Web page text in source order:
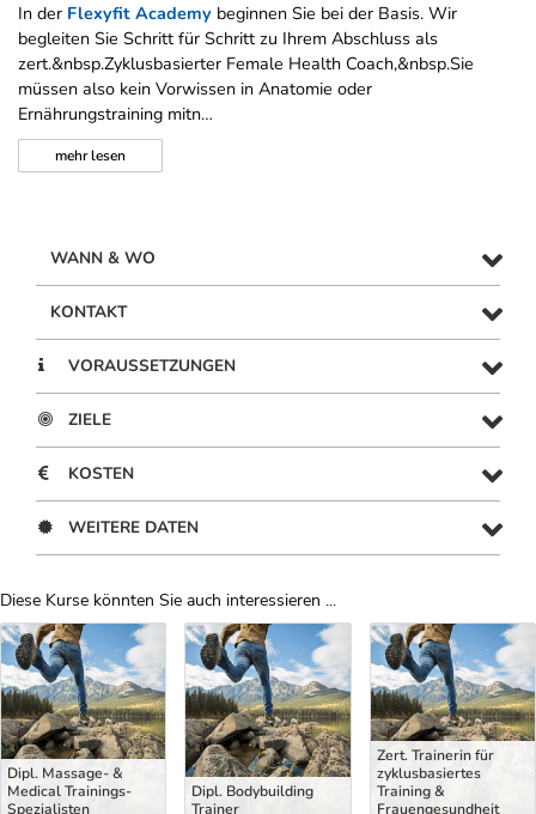
In der Flexyfit Academy beginnen Sie bei der Basis. Wir
begleiten Sie Schritt für Schritt zu Ihrem Abschluss als
zert.&nbsp.Zyklusbasierter Female Health Coach,&nbsp.Sie
müssen also kein Vorwissen in Anatomie oder
Ernährungstraining mitn…
mehrlesen
WANN & WO
KONTAKT
VORAUSSETZUNGEN
ZIELE
KOSTEN
WEITERE DATEN
Diese Kurse könnten Sie auch interessieren ...
Uber Weiterbildungsvorschläge
Dipl. Massage- &
Medical Trainings-
Spezialisten
Dipl. Bodybuilding
Trainer
Zert. Trainerin für
zyklusbasiertes
Training &
Frauengesundheit